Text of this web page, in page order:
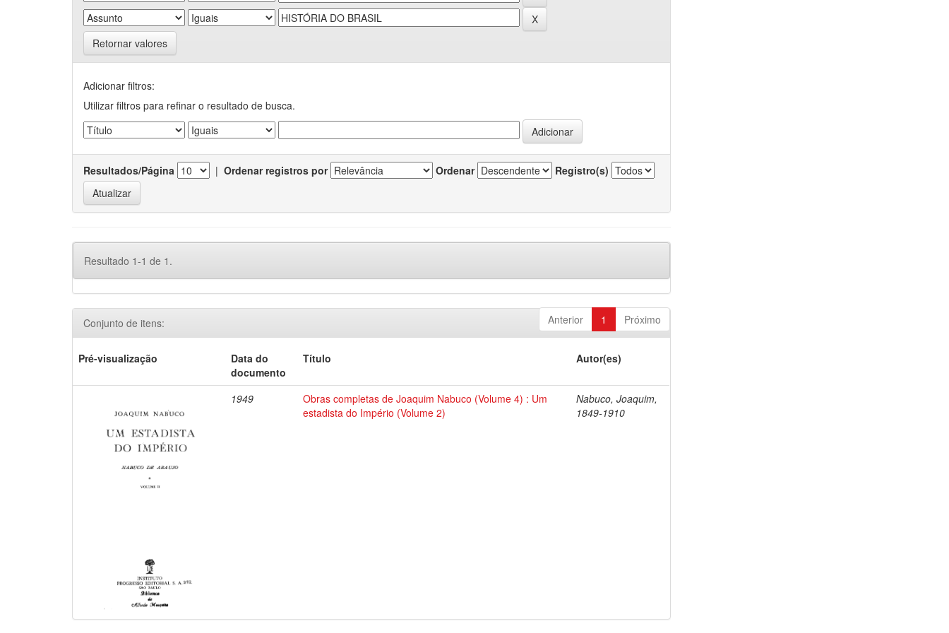
Retornar valores
Adicionar filtros:
Utilizar filtros para refinar o resultado de busca.
Resultados/Página | Ordenar registros por Ordenar Registro(s)
Resultado 1-1 de 1.
Anterior 1 Próximo
Conjunto de itens:
Pré-visualização
Data do
documento
Título Autor(es)
1949
Obras completas de Joaquim Nabuco (Volume 4) : Um
estadista do Império (Volume 2)
Nabuco, Joaquim,
1849-1910